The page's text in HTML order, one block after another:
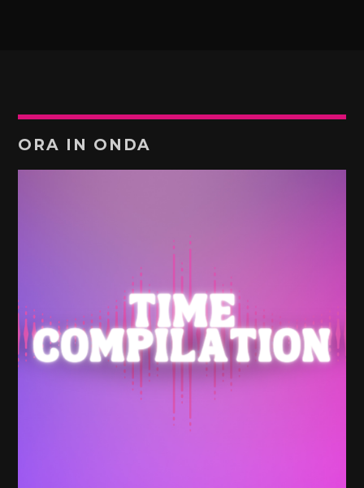
ORA IN ONDA